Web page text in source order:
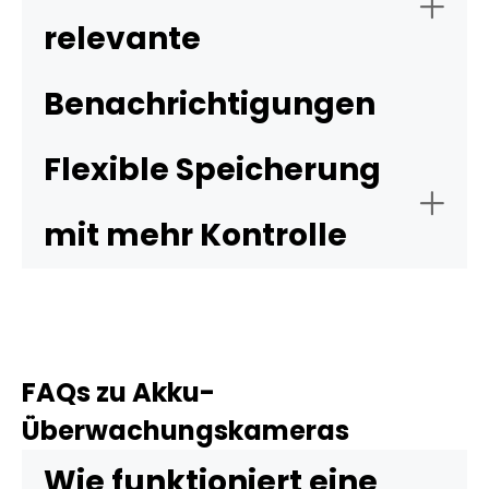
je nach Bedarf neu ausgerichtet oder an einem
anderen Ort eingesetzt werden.
relevante
Benachrichtigungen
Flexible Speicherung
mit mehr Kontrolle
FAQs zu Akku-
Überwachungskameras